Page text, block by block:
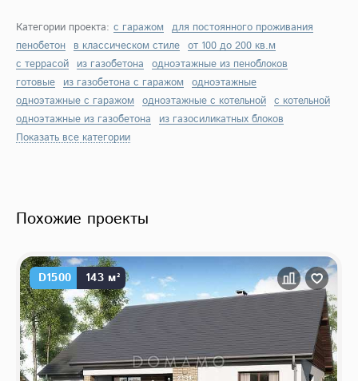
Категории проекта: с гаражом для постоянного проживания
пенобетон в классическом стиле от 100 до 200 кв.м
с террасой из газобетона одноэтажные из пеноблоков
готовые из газобетона с гаражом одноэтажные
одноэтажные с гаражом одноэтажные с котельной с котельной
одноэтажные из газобетона
из газосиликатных блоков
Показать все категории
Похожие проекты
D1500 143 м²